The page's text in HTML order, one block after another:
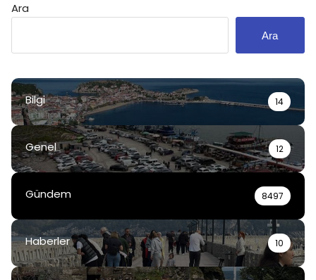
Ara
Ara
Bilgi 14
Genel 12
Gündem 8497
Haberler 10